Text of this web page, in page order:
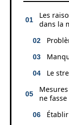
Les
dans la
Le
ne